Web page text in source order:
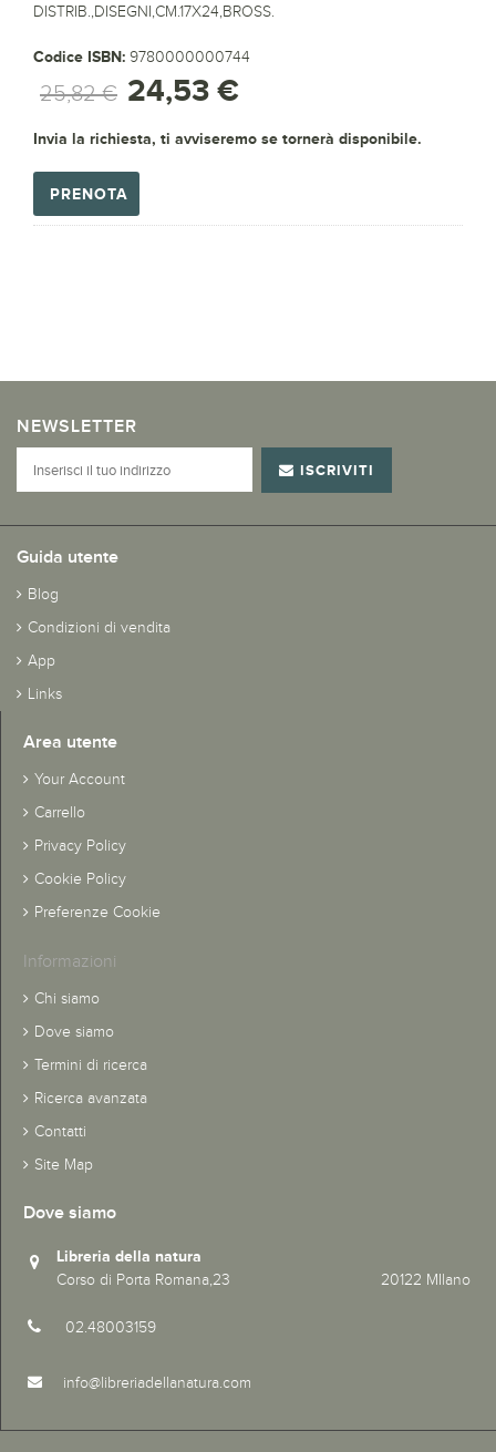
DISTRIB.,DISEGNI,CM.17X24,BROSS.
Codice ISBN: 9780000000744
25,82 € 24,53 €
Invia la richiesta, ti avviseremo se tornerà disponibile.
PRENOTA
NEWSLETTER
ISCRIVITI
Guida utente
Blog
Condizioni di vendita
App
Links
Area utente
Your Account
Carrello
Privacy Policy
Cookie Policy
Preferenze Cookie
Informazioni
Chi siamo
Dove siamo
Termini di ricerca
Ricerca avanzata
Contatti
Site Map
Dove siamo
Libreria della natura
Corso di Porta Romana,23 20122 MIlano
02.48003159
info@libreriadellanatura.com